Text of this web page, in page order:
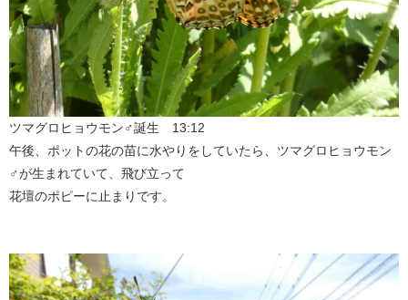
ツマグロヒョウモン♂誕生 13:12
午後、ポットの花の苗に水やりをしていたら、ツマグロヒョウモン
♂が生まれていて、飛び立って
花壇のポピーに止まりです。